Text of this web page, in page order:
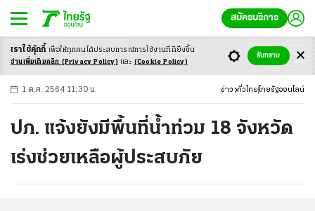
สมัครบริการ
-ก ก ก+
1 ต.ค. 2564 11:30 น. ข่าว ทั่วไทย ไทยรัฐออนไลน์
ปภ. แจ้งยังมีพื้นที่น้ำท่วม 18 จังหวัด
เร่งช่วยเหลือผู้ประสบภัย
เราใช้คุ้กกี้ เพื่อให้ทุกคนได้ประสบการณ์การใช้งานที่ดียิ่งขึ้น
อ่านเพิ่มเติมคลิก (Privacy Policy) และ (Cookie Policy)
รับทราบ